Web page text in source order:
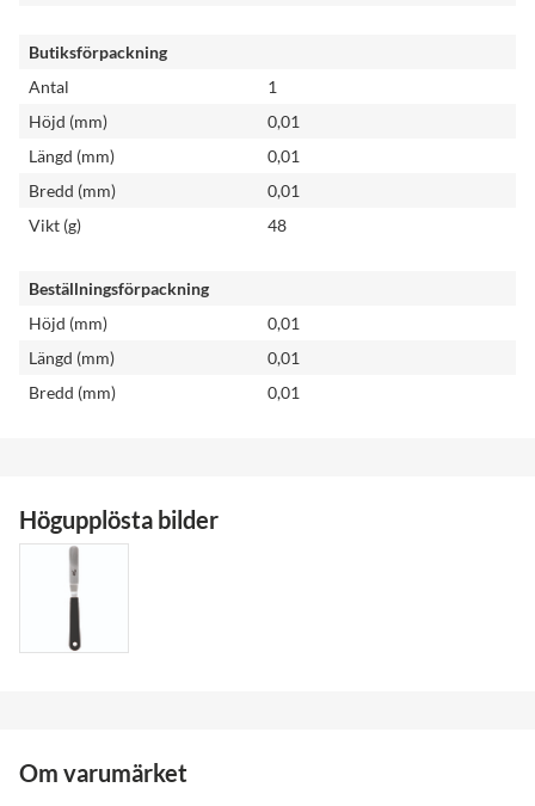
Butiksförpackning
Antal
1
Höjd (mm)
0,01
Längd (mm)
0,01
Bredd (mm)
0,01
Vikt (g)
48
Beställningsförpackning
Höjd (mm)
0,01
Längd (mm)
0,01
Bredd (mm)
0,01
Högupplösta bilder
Om varumärket